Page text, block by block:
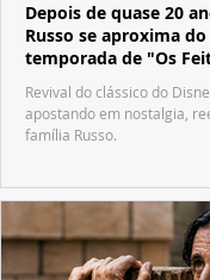
Depois de quase 20
Russo se aproxima
temporada de "Os
Waverly Place"
Revival do clássico do
apostando em nostalgia,
família Russo.